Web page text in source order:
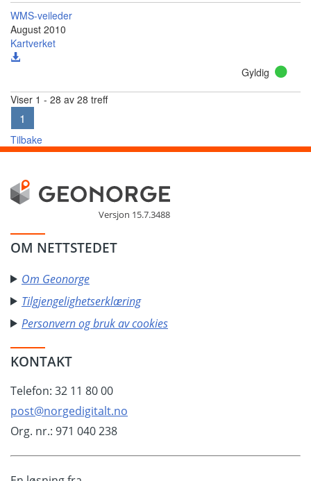
WMS-veileder
August 2010
Kartverket
Gyldig
Viser 1 - 28 av 28 treff
1
Tilbake